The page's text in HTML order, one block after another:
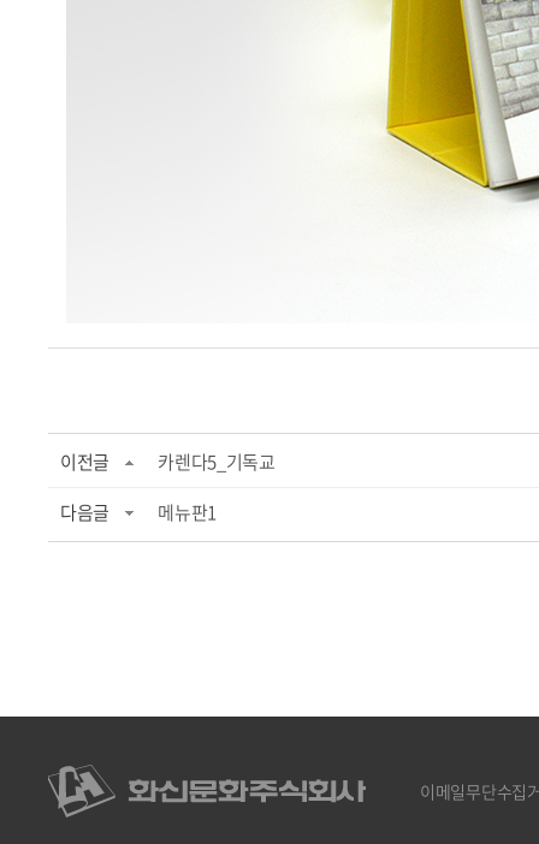
이전글
카렌다5_기독교
다음글
메뉴판1
이메일무단수집